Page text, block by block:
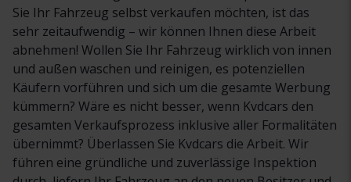
Sie Ihr Fahrzeug selbst verkaufen möchten, ist das
sehr zeitaufwendig – wir können Ihnen diese Arbeit
abnehmen! Wollen Sie Ihr Fahrzeug wirklich von innen
und außen waschen und reinigen, es potenziellen
Käufern vorführen und sich um die gesamte Werbung
kümmern? Wäre es nicht besser, wenn Kvdcars den
gesamten Verkaufsprozess inklusive aller Formalitäten
übernimmt? Überlassen Sie Kvdcars die Arbeit. Wir
führen eine gründliche und zuverlässige Inspektion